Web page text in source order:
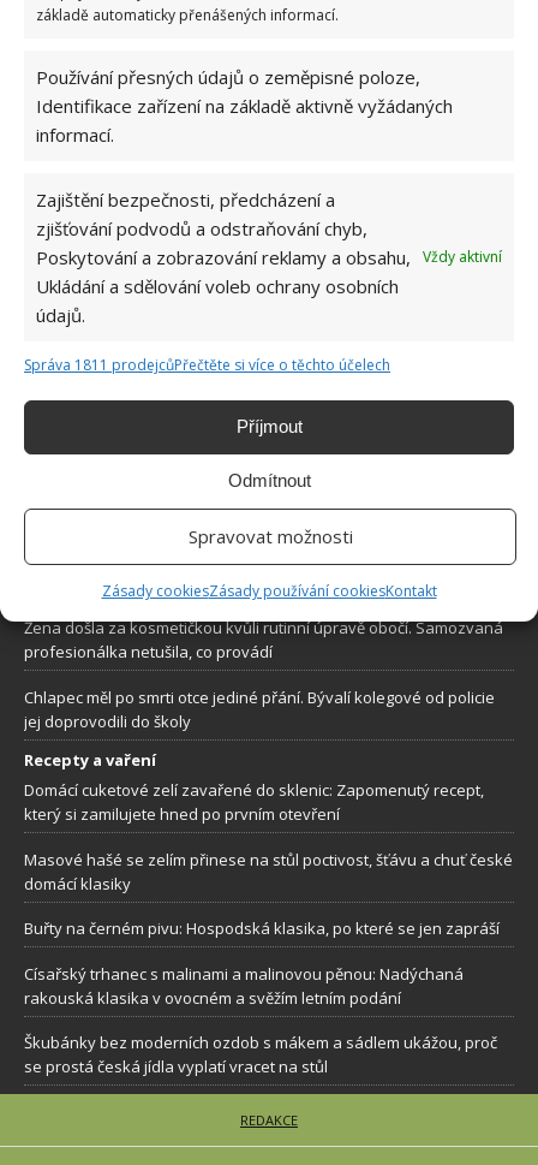
základě automaticky přenášených informací.
Používání přesných údajů o zeměpisné poloze,
Identifikace zařízení na základě aktivně vyžádaných
informací.
Zajištění bezpečnosti, předcházení a
zjišťování podvodů a odstraňování chyb,
Poskytování a zobrazování reklamy a obsahu,
Ukládání a sdělování voleb ochrany osobních
údajů.
Vždy aktivní
Správa 1811 prodejcůPřečtěte si více o těchto účelech
Příjmout
Odmítnout
Spravovat možnosti
Zásady cookiesZásady používání cookiesKontakt
O WEBU
Sháníte zajímavé tipy jak vylepšit Váš domov? Originální nápady,
aktuální trendy, praktické rady i inspirativní fotografie najdete na
stránkách internetového magazínu
3letý chlapec zmizí v lese a je 2 noci nezvěstný. Policisté mají husí
kůži, když jim řekne, kdo se o něho postaral
Ze zástupkyně šerifa se stala hrdinka. Kamera zachytila záchranu
chlapce, který zkolaboval na hřišti
Diváci si mysleli, že 16 krasobruslařek na ledu snad ani být nechce.
Nakonec celý stadion zíral úžasem
Žena došla za kosmetičkou kvůli rutinní úpravě obočí. Samozvaná
profesionálka netušila, co provádí
Chlapec měl po smrti otce jediné přání. Bývalí kolegové od policie
jej doprovodili do školy
Recepty a vaření
Domácí cuketové zelí zavařené do sklenic: Zapomenutý recept,
který si zamilujete hned po prvním otevření
Masové hašé se zelím přinese na stůl poctivost, šťávu a chuť české
domácí klasiky
Buřty na černém pivu: Hospodská klasika, po které se jen zapráší
Císařský trhanec s malinami a malinovou pěnou: Nadýchaná
rakouská klasika v ovocném a svěžím letním podání
Škubánky bez moderních ozdob s mákem a sádlem ukážou, proč
se prostá česká jídla vyplatí vracet na stůl
REDAKCE